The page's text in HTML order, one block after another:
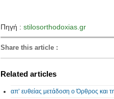
Πηγή : stilosorthodoxias.gr
Share this article :
Related articles
απ’ ευθείας μετάδοση ο Όρθρος